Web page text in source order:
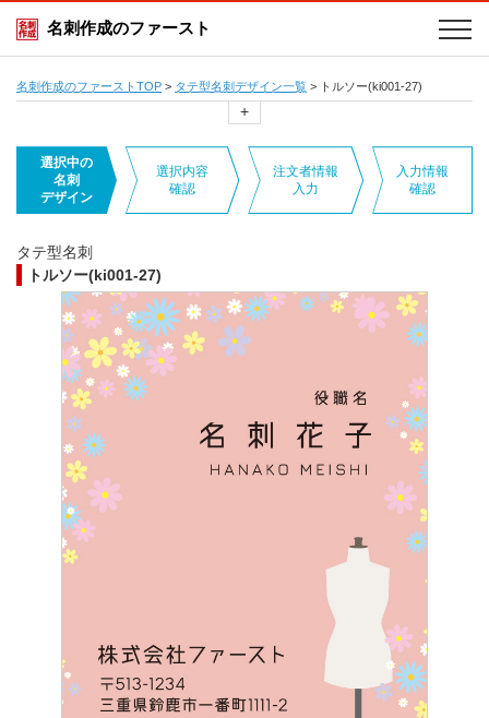
名刺作成のファースト
名刺作成のファーストTOP > タテ型名刺デザイン一覧 > トルソー(ki001-27)
+
選択中の
名刺
デザイン
選択内容
確認
注文者情報
入力
入力情報
確認
タテ型名刺
トルソー(ki001-27)